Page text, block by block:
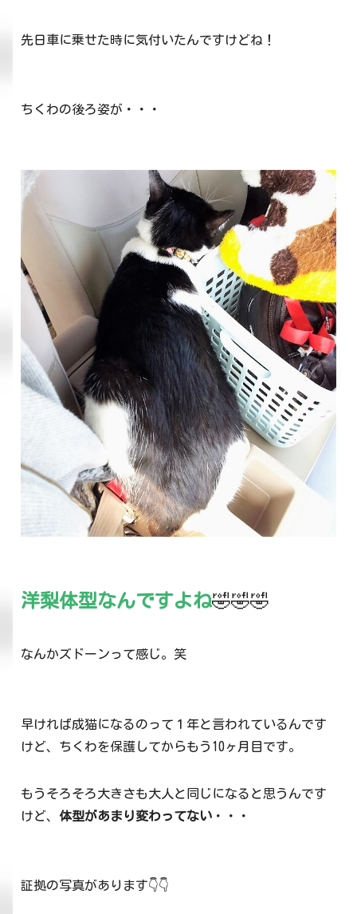
先日車に乗せた時に気付いたんですけどね！
ちくわの後ろ姿が・・・
洋梨体型なんですよね🤣🤣🤣
なんかズドーンって感じ。笑
早ければ成猫になるのって１年と言われているんです
けど、ちくわを保護してからもう10ヶ月目です。
もうそろそろ大きさも大人と同じになると思うんです
けど、 体型があまり変わってない ・・・
証拠の写真があります👇👇